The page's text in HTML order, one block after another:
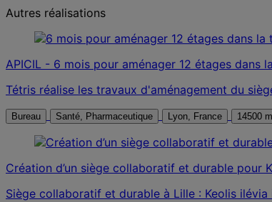
Autres réalisations
APICIL - 6 mois pour aménager 12 étages dans
Tétris réalise les travaux d'aménagement du
Bureau Santé, Pharmaceutique Lyon, France 14500
Création d’un siège collaboratif et durable pour
Siège collaboratif et durable à Lille : Keolis